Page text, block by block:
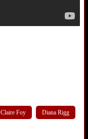
Claire Foy
Diana Rigg